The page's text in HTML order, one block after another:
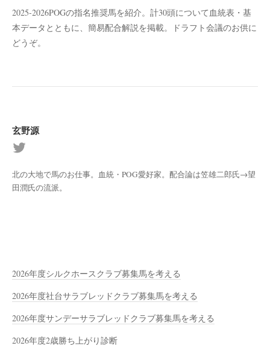
2025-2026POGの指名推奨馬を紹介。計30頭について血統表・基
本データとともに、簡易配合解説を掲載。ドラフト会議のお供に
どうぞ。
玄野源
北の大地で馬のお仕事。血統・POG愛好家。配合論は笠雄二郎氏→望
田潤氏の流派。
2026年度シルクホースクラブ募集馬を考える
2026年度社台サラブレッドクラブ募集馬を考える
2026年度サンデーサラブレッドクラブ募集馬を考える
2026年度2歳勝ち上がり診断